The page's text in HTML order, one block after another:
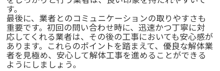
す。
最後に、業者とのコミュニケーションの取りやすさも
重要です。初回の問い合わせ時に、迅速かつ丁寧に対
応してくれる業者は、その後の工事においても安心感が
あります。これらのポイントを踏まえて、優良な解体業
者を見極め、安心して解体工事を進めることができる
ようにしましょう。